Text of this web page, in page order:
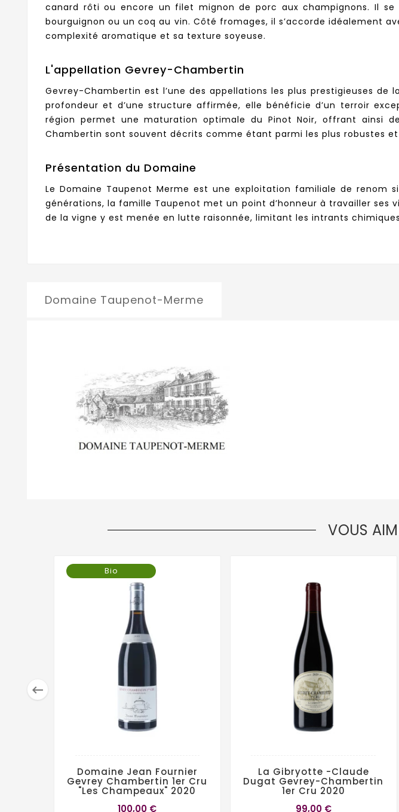
canard rôti ou encore un filet mignon de porc aux champignons. Il
bourguignon ou un coq au vin. Côté fromages, il s’accorde idéalement
complexité aromatique et sa texture soyeuse.
L'appellation Gevrey-Chambertin
Gevrey-Chambertin est l’une des appellations les plus prestigieuses de
profondeur et d’une structure affirmée, elle bénéficie d’un terroir
région permet une maturation optimale du Pinot Noir, offrant ainsi
Chambertin sont souvent décrits comme étant parmi les plus robustes et
Présentation du Domaine
Le Domaine Taupenot Merme est une exploitation familiale de renom
générations, la famille Taupenot met un point d’honneur à travailler
de la vigne y est menée en lutte raisonnée, limitant les intrants
Domaine Taupenot-Merme
VOUS

Bio
Domaine Jean Fournier
Gevrey Chambertin 1er Cru
"Les Champeaux" 2020
100,00 €
La Gibryotte -Claude
Dugat Gevrey-Chambertin
1er Cru 2020
99,00 €